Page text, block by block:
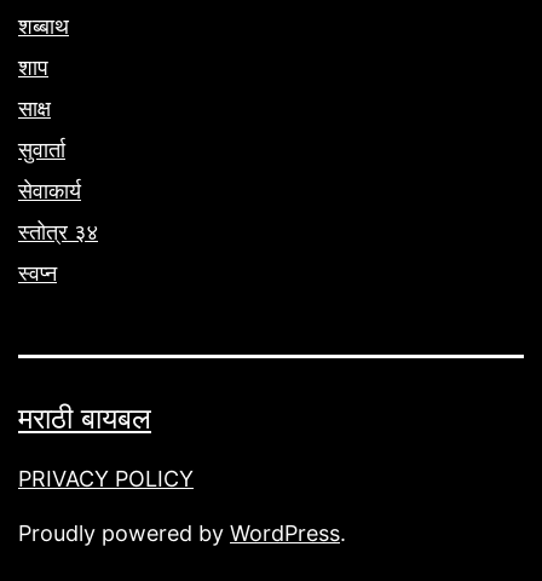
शब्बाथ
शाप
साक्ष
सुवार्ता
सेवाकार्य
स्तोत्र ३४
स्वप्न
मराठी बायबल
PRIVACY POLICY
Proudly powered by WordPress.